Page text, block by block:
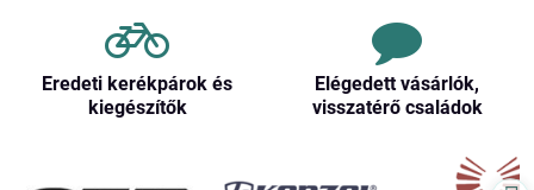
Eredeti kerékpárok és
kiegészítők
Elégedett vásárlók,
visszatérő családok